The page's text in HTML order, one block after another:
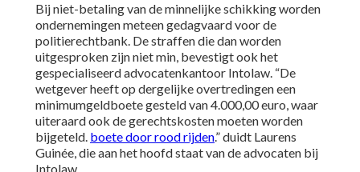
Bij niet-betaling van deminnelijke schikkingworden
ondernemingen meteengedagvaardvoor de
politierechtbank. De straffen die dan worden
uitgesproken zijn niet min, bevestigt ook het
gespecialiseerd advocatenkantoor Intolaw. “De
wetgever heeft op dergelijke overtredingen een
minimumgeldboete gesteld van 4.000,00 euro, waar
uiteraard ook de gerechtskosten moeten worden
bijgeteld. boete door rood rijden.” duidt Laurens
Guinée, die aan het hoofd staat van de advocaten bij
Intolaw